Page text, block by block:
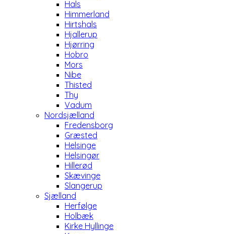
Hals
Himmerland
Hirtshals
Hjallerup
Hjørring
Hobro
Mors
Nibe
Thisted
Thy
Vadum
Nordsjælland
Fredensborg
Græsted
Helsinge
Helsingør
Hillerød
Skævinge
Slangerup
Sjælland
Herfølge
Holbæk
Kirke Hyllinge